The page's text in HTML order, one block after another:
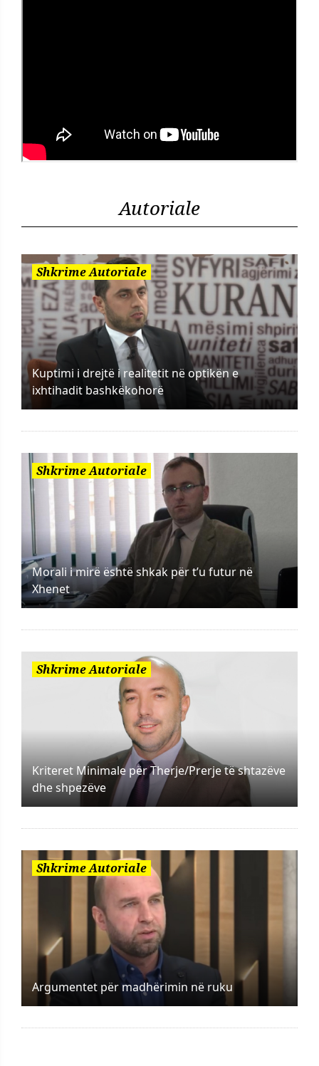
Autoriale
Shkrime Autoriale
Kuptimi i drejtë i realitetit në optikën e
ixhtihadit bashkëkohorë
Shkrime Autoriale
Morali i mirë është shkak për t’u futur në
Xhenet
Shkrime Autoriale
Kriteret Minimale për Therje/Prerje të shtazëve
dhe shpezëve
Shkrime Autoriale
Argumentet për madhërimin në ruku